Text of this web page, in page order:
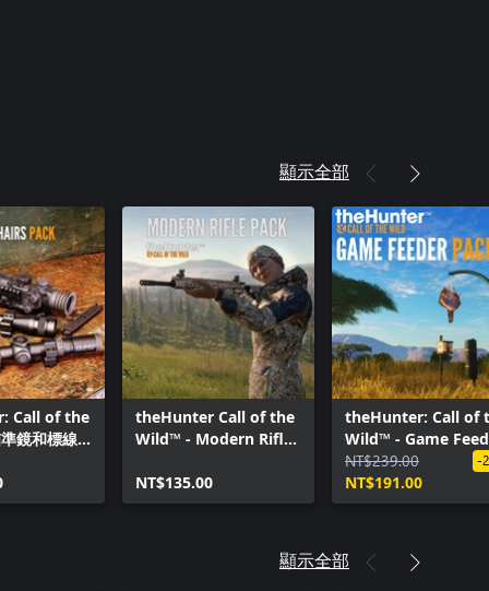
組合包
Nepal Hunting
theHunter: Call of
Pack
theHunter™: Call of
theHunter™: Call of
Pack
theHunter™: Call of
Game Reserve
theHunter™: Call of
theHunter™: Call of
Hunting Pack
theHunter™: Call of
theHunter™ Call of
顯示全部
Call of the
鏡和標線
theHunter Call of the
Wild™ - Modern Rifle
NT$135.00
theHunter: Call of
Wild™ - Game
Pack 2
NT$239.00
NT$191.00
-
顯示全部